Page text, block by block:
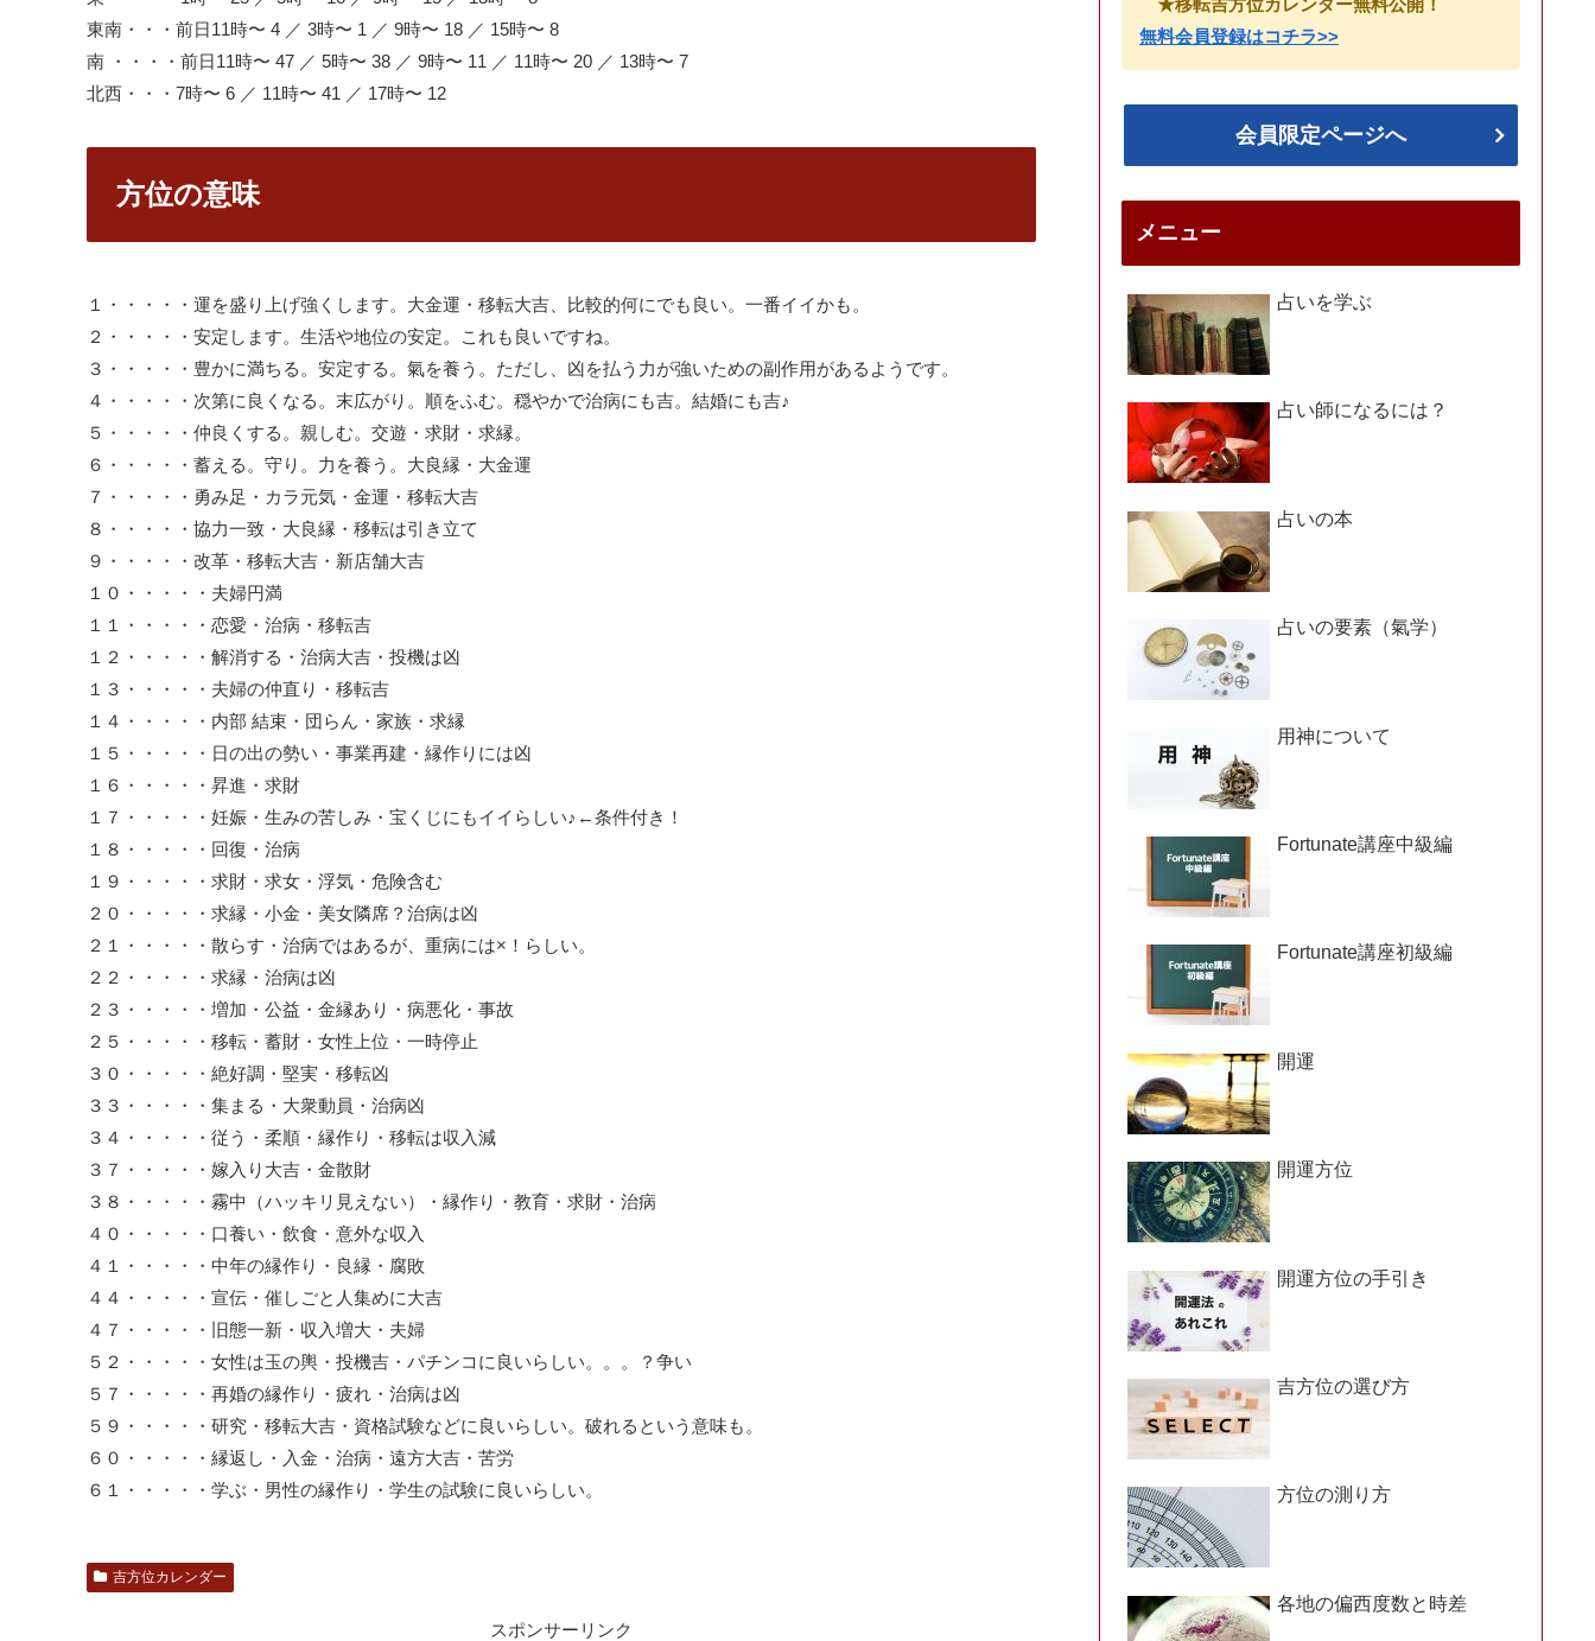
東南・・・前日11時〜 4 ／ 3時〜 1 ／ 9時〜 18 ／ 15時〜 8
南 ・・・・前日11時〜 47 ／ 5時〜 38 ／ 9時〜 11 ／ 11時〜 20 ／ 13時〜 7
北西・・・7時〜 6 ／ 11時〜 41 ／ 17時〜 12
方位の意味
１・・・・・運を盛り上げ強くします。大金運・移転大吉、比較的何にでも良い。一番イイかも。
２・・・・・安定します。生活や地位の安定。これも良いですね。
３・・・・・豊かに満ちる。安定する。氣を養う。ただし、凶を払う力が強いための副作用があるようです。
４・・・・・次第に良くなる。末広がり。順をふむ。穏やかで治病にも吉。結婚にも吉♪
５・・・・・仲良くする。親しむ。交遊・求財・求縁。
６・・・・・蓄える。守り。力を養う。大良縁・大金運
７・・・・・勇み足・カラ元気・金運・移転大吉
８・・・・・協力一致・大良縁・移転は引き立て
９・・・・・改革・移転大吉・新店舗大吉
１０・・・・・夫婦円満
１１・・・・・恋愛・治病・移転吉
１２・・・・・解消する・治病大吉・投機は凶
１３・・・・・夫婦の仲直り・移転吉
１４・・・・・内部 結束・団らん・家族・求縁
１５・・・・・日の出の勢い・事業再建・縁作りには凶
１６・・・・・昇進・求財
１７・・・・・妊娠・生みの苦しみ・宝くじにもイイらしい♪←条件付き！
１８・・・・・回復・治病
１９・・・・・求財・求女・浮気・危険含む
２０・・・・・求縁・小金・美女隣席？治病は凶
２１・・・・・散らす・治病ではあるが、重病には×！らしい。
２２・・・・・求縁・治病は凶
２３・・・・・増加・公益・金縁あり・病悪化・事故
２５・・・・・移転・蓄財・女性上位・一時停止
３０・・・・・絶好調・堅実・移転凶
３３・・・・・集まる・大衆動員・治病凶
３４・・・・・従う・柔順・縁作り・移転は収入減
３７・・・・・嫁入り大吉・金散財
３８・・・・・霧中（ハッキリ見えない）・縁作り・教育・求財・治病
４０・・・・・口養い・飲食・意外な収入
４１・・・・・中年の縁作り・良縁・腐敗
４４・・・・・宣伝・催しごと人集めに大吉
４７・・・・・旧態一新・収入増大・夫婦
５２・・・・・女性は玉の輿・投機吉・パチンコに良いらしい。。。？争い
５７・・・・・再婚の縁作り・疲れ・治病は凶
５９・・・・・研究・移転大吉・資格試験などに良いらしい。破れるという意味も。
６０・・・・・縁返し・入金・治病・遠方大吉・苦労
６１・・・・・学ぶ・男性の縁作り・学生の試験に良いらしい。
吉方位カレンダー
スポンサーリンク
★移転吉方位カレンダー無料公開！
無料会員登録はコチラ>>
会員限定ページへ
メニュー
占いを学ぶ
占い師になるには？
占いの本
占いの要素（氣学）
用神について
Fortunate講座中級編
Fortunate講座初級編
開運
開運方位
開運方位の手引き
吉方位の選び方
方位の測り方
各地の偏西度数と時差